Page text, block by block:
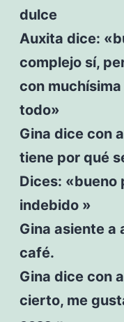
dulce
Auxita dice:
complejo sí,
con
todo»
Gina dice con
tiene por qué
Dices: «bueno
indebido »
Gina asiente a
café.
Gina dice con
cierto, me